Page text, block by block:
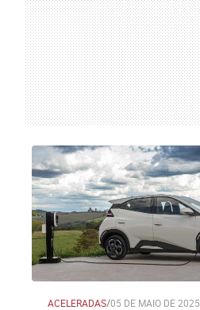
ACELERADAS/05 DE MAIO DE 2025